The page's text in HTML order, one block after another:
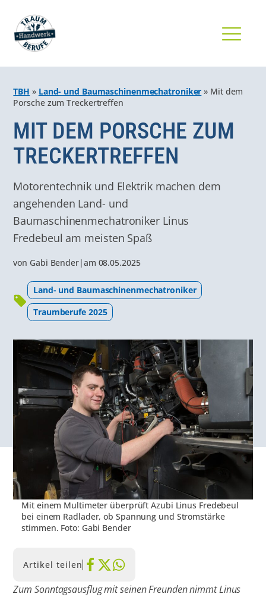
TBH » Land- und Baumaschinenmechatroniker » Mit dem
Porsche zum Treckertreffen
MIT DEM PORSCHE ZUM
TRECKERTREFFEN
Motorentechnik und Elektrik machen dem
angehenden Land- und
Baumaschinenmechatroniker Linus
Fredebeul am meisten Spaß
von Gabi Bender|am 08.05.2025
Land- und Baumaschinenmechatroniker
Traumberufe 2025
Mit einem Multimeter überprüft Azubi Linus Fredebeul
bei einem Radlader, ob Spannung und Stromstärke
stimmen. Foto: Gabi Bender
Artikel teilen
Zum Sonntagsausflug mit seinen Freunden nimmt Linus